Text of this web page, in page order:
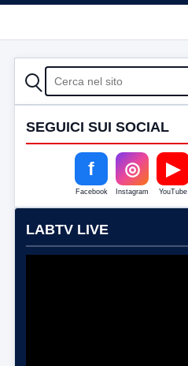
CERCA
SEGUICI SUI SOCIAL
f
Facebook
◎
Instagram
▶
YouTube
LABTV LIVE